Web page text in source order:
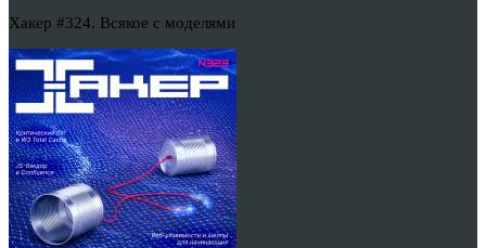
Хакер #324. Всякое с моделями